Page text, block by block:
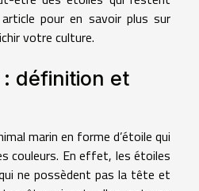
pour en savoir plus sur
votre culture.
définition et
marin en forme d’étoile qui
couleurs. En effet, les étoiles
ne possèdent pas la tête et